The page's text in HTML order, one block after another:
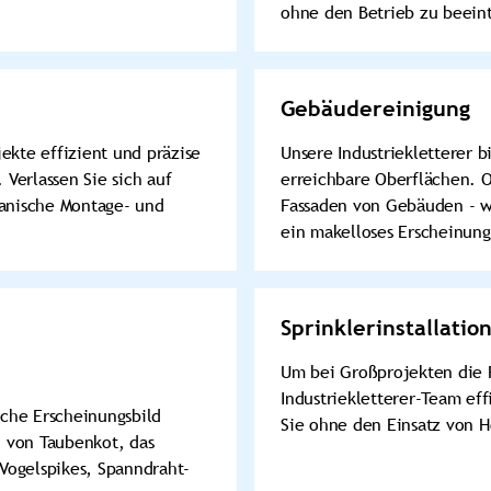
ohne den Betrieb zu
effizient und präzise
Sie sich auf
Montage- und
Gebäudereinigung
Unsere Industriekletterer
erreichbare Oberflächen.
Fassaden von Gebäuden
ein makelloses
Erscheinungsbild
Taubenkot, das
Spanndraht-
Sprinklerinstallation
Um bei Großprojekten die
Industriekletterer-Team
Sie ohne den Einsatz von